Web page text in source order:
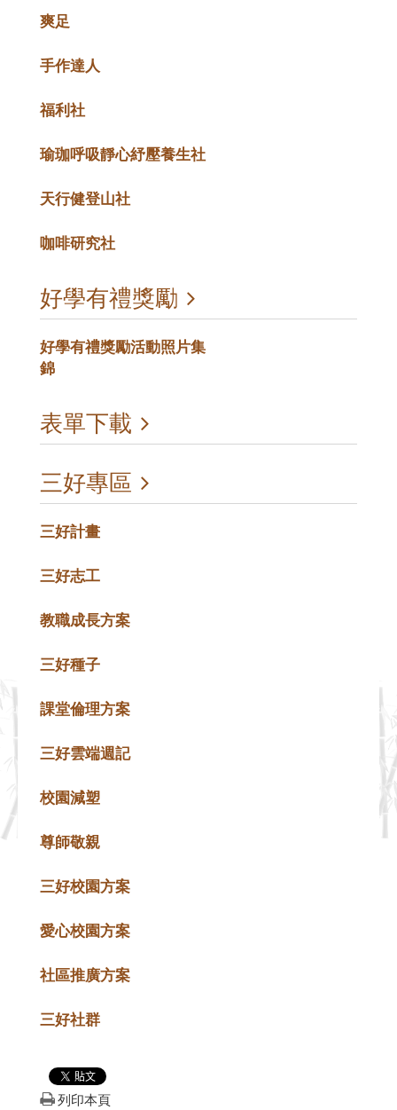
爽足
手作達人
福利社
瑜珈呼吸靜心紓壓養生社
天行健登山社
咖啡研究社
好學有禮獎勵
好學有禮獎勵活動照片集
錦
表單下載
三好專區
三好計畫
三好志工
教職成長方案
三好種子
課堂倫理方案
三好雲端週記
校園減塑
尊師敬親
三好校園方案
愛心校園方案
社區推廣方案
三好社群
列印本頁